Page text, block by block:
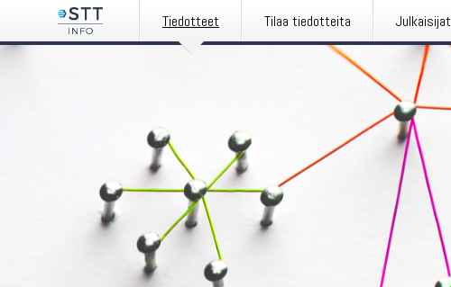
Tiedotteet Tilaa tiedotteita Julkaisijat